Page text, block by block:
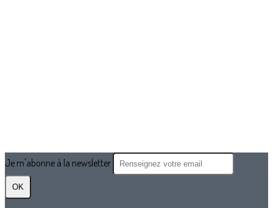
Je m'abonne à la newsletter
OK